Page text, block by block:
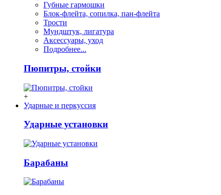
Губные гармошки
Блок-флейта, сопилка, пан-флейта
Трости
Мундштук, лигатура
Аксессуары, уход
Подробнее...
Пюпитры, стойки
+
Ударные и перкуссия
Ударные установки
Барабаны